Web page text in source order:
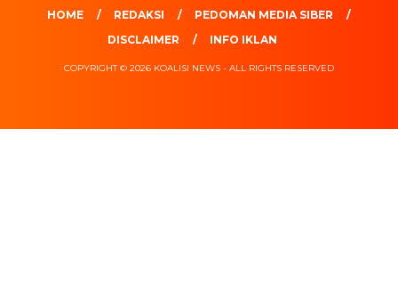
HOME REDAKSI
PEDOMAN MEDIA SIBER
DISCLAIMER
INFO IKLAN
COPYRIGHT © 2026 KOALISI NEWS - ALL RIGHTS RESERVED